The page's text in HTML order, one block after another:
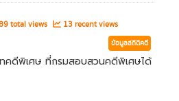
total views 13 recent views
ข้อมูลสถิติคดี
คดีพิเศษ ที่กรมสอบสวนคดีพิเศษได้